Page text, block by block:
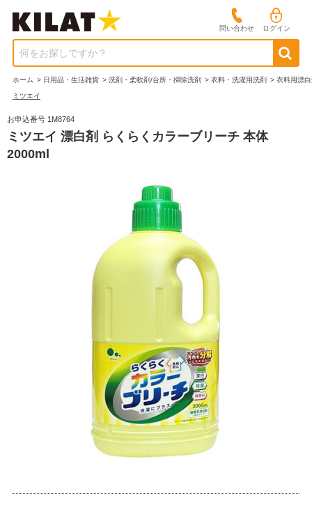
問い合わせ ログイン
何をお探しですか？
ホーム > 日用品・生活雑貨 > 洗剤・柔軟剤/台所・掃除洗剤 > 衣料・洗濯用洗剤 > 衣料用漂
ミツエイ
お申込番号 1M8764
ミツエイ 漂白剤 らくらくカラーブリーチ 本体
2000ml